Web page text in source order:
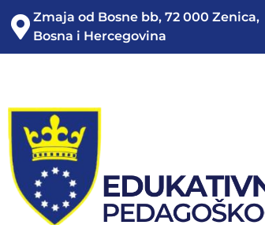
Zmaja od Bosne bb, 72 000 Zenica,
Bosna i Hercegovina